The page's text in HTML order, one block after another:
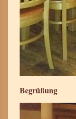
Begrüßung